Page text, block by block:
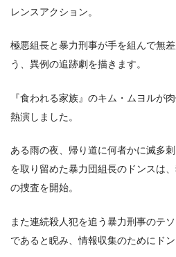
レンスアクション。
極悪組長と暴力刑事が手を組んで無
う、異例の追跡劇を描きます。
『食われる家族』のキム・ムヨルが
熱演しました。
ある雨の夜、帰り道に何者かに滅多
を取り留めた暴力団組長のドンスは
の捜査を開始。
また連続殺人犯を追う暴力刑事のテ
であると睨み、情報収集のためにドン